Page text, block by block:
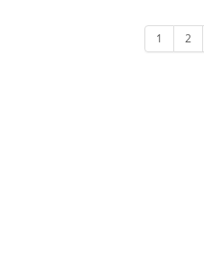
1 2